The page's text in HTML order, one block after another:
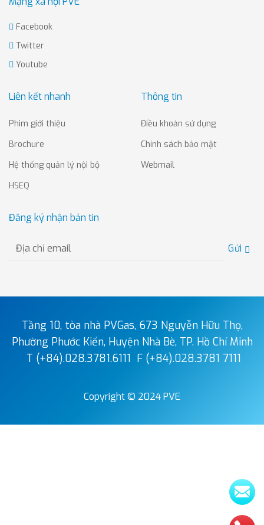
Facebook
Twitter
Youtube
Liên kết nhanh
Phim giới thiệu
Brochure
Hệ thống quản lý nội bộ
HSEQ
Thông tin
Điều khoản sử dụng
Chính sách bảo mật
Webmail
Đăng ký nhận bản tin
Gửi
Tầng 10, tòa nhà PVGas, 673 Nguyễn Hữu Thọ,
Phường Phước Kiển, Huyện Nhà Bè, TP. Hồ Chí Minh
T (+84).028.3781.6111 F (+84).028.3781 7111
Copyright © 2024 PVE